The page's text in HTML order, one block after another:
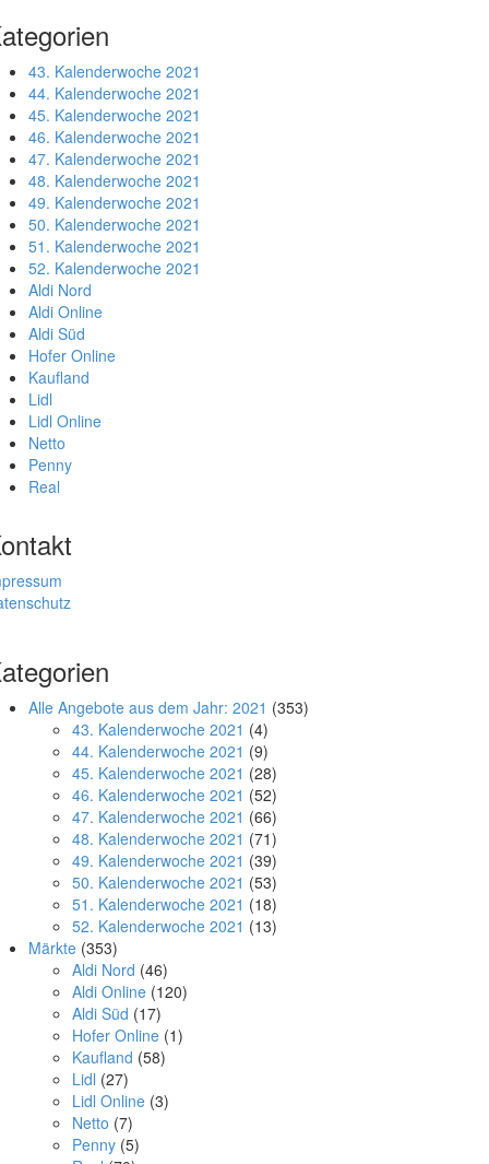
43. Kalenderwoche 2021
44. Kalenderwoche 2021
45. Kalenderwoche 2021
46. Kalenderwoche 2021
47. Kalenderwoche 2021
48. Kalenderwoche 2021
49. Kalenderwoche 2021
50. Kalenderwoche 2021
51. Kalenderwoche 2021
52. Kalenderwoche 2021
Aldi Nord
Aldi Online
Aldi Süd
Hofer Online
Kaufland
Lidl
Lidl Online
Netto
Penny
Real
Alle Angebote aus dem Jahr: 2021 (353)
43. Kalenderwoche 2021 (4)
44. Kalenderwoche 2021 (9)
45. Kalenderwoche 2021 (28)
46. Kalenderwoche 2021 (52)
47. Kalenderwoche 2021 (66)
48. Kalenderwoche 2021 (71)
49. Kalenderwoche 2021 (39)
50. Kalenderwoche 2021 (53)
51. Kalenderwoche 2021 (18)
52. Kalenderwoche 2021 (13)
Märkte (353)
Aldi Nord (46)
Aldi Online (120)
Aldi Süd (17)
Hofer Online (1)
Kaufland (58)
Lidl (27)
Lidl Online (3)
Netto (7)
Penny (5)